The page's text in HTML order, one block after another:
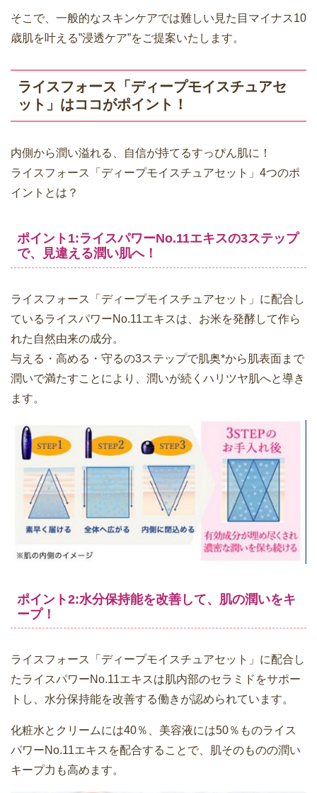
そこで、一般的なスキンケアでは難しい見た目マイナス10
歳肌を叶える”浸透ケア”をご提案いたします。
ライスフォース「ディープモイスチュアセ
ット」はココがポイント！
内側から潤い溢れる、自信が持てるすっぴん肌に！
ライスフォース「ディープモイスチュアセット」4つのポ
イントとは？
ポイント1:ライスパワーNo.11エキスの3ステップ
で、見違える潤い肌へ！
ライスフォース「ディープモイスチュアセット」に配合し
ているライスパワーNo.11エキスは、お米を発酵して作ら
れた自然由来の成分。
与える・高める・守るの3ステップで肌奥*から肌表面まで
潤いで満たすことにより、潤いが続くハリツヤ肌へと導き
ます。
ポイント2:水分保持能を改善して、肌の潤いをキ
ープ！
ライスフォース「ディープモイスチュアセット」に配合し
たライスパワーNo.11エキスは肌内部のセラミドをサポー
トし、水分保持能を改善する働きが認められています。
化粧水とクリームには40％、美容液には50％ものライス
パワーNo.11エキスを配合することで、肌そのものの潤い
キープ力も高めます。